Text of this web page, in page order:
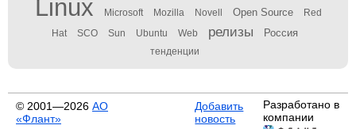
Linux Microsoft Mozilla Novell Open Source Red
Hat SCO Sun Ubuntu Web релизы Россия
тенденции
© 2001—2026 АО
«Флант»
Добавить
новость
Разработано в
компании